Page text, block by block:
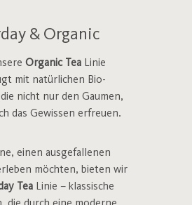
& Organic
Organic Tea Linie
mit natürlichen Bio-
die nicht nur den Gaumen,
das Gewissen erfreuen.
einen ausgefallenen
möchten, bieten wir
Tea Linie – klassische